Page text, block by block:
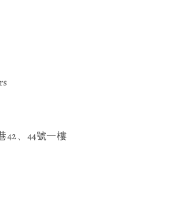
42、44號一樓